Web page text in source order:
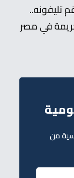
تليفونه..
في مصر
من